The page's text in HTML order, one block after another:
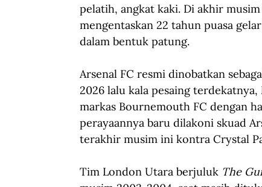
pelatih, angkat kaki. Di akhir
mengentaskan 22 tahun puasa
dalam bentuk patung.
Arsenal FC resmi dinobatkan
2026 lalu kala pesaing
markas Bournemouth FC dengan
perayaannya baru dilakoni skuad
terakhir musim ini kontra Crystal
Tim London Utara berjuluk The